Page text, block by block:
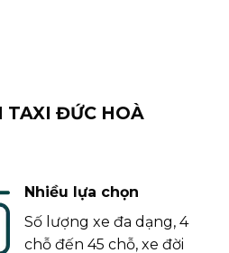
TAXI ĐỨC HOÀ
Nhiều lựa chọn
Số lượng xe đa dạng, 4
chỗ đến 45 chỗ, xe đời